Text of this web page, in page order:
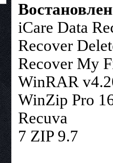
iCare Data
Recover
Recover My
WinRAR
WinZip Pro
Recuva
7 ZIP 9.7